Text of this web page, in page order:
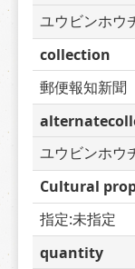
ユウビンホウ
collection
郵便報知新聞
ユウビンホウ
Cultural
指定:未指定
quantity